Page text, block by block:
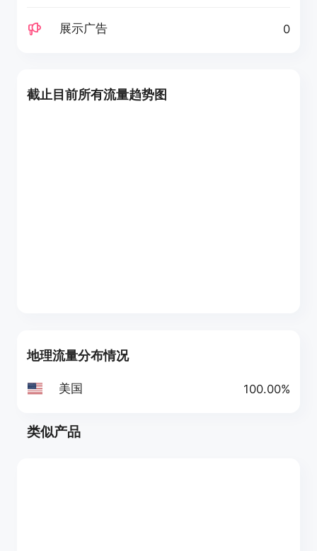
展示广告 0
截止目前所有流量趋势图
地理流量分布情况
美国 100.00%
类似产品